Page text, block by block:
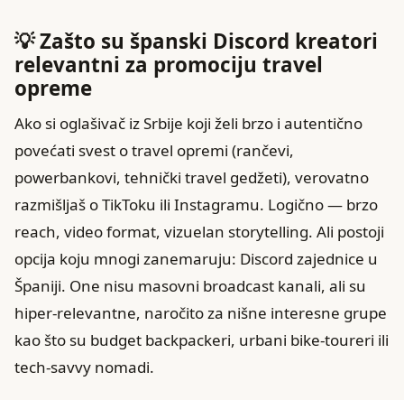
💡 Zašto su španski Discord kreatori
relevantni za promociju travel
opreme
Ako si oglašivač iz Srbije koji želi brzo i autentično
povećati svest o travel opremi (rančevi,
powerbankovi, tehnički travel gedžeti), verovatno
razmišljaš o TikToku ili Instagramu. Logično — brzo
reach, video format, vizuelan storytelling. Ali postoji
opcija koju mnogi zanemaruju: Discord zajednice u
Španiji. One nisu masovni broadcast kanali, ali su
hiper‑relevantne, naročito za nišne interesne grupe
kao što su budget backpackeri, urbani bike‑toureri ili
tech‑savvy nomadi.